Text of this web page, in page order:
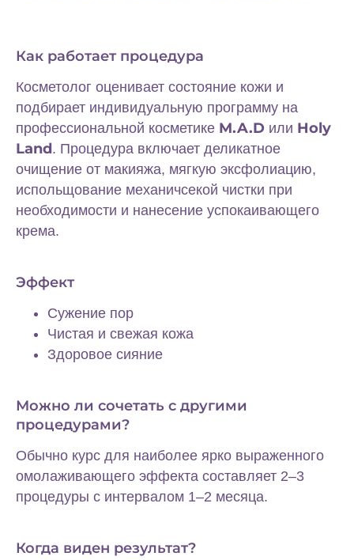
Как работает процедура
Косметолог оценивает состояние кожи и
подбирает индивидуальную программу на
профессиональной косметике M.A.D или Holy
Land. Процедура включает деликатное
очищение от макияжа, мягкую эксфолиацию,
испольщование механичсекой чистки при
необходимости и нанесение успокаивающего
крема.
Эффект
Сужение пор
Чистая и свежая кожа
Здоровое сияние
Можно ли сочетать с другими
процедурами?
Обычно курс для наиболее ярко выраженного
омолаживающего эффекта составляет 2–3
процедуры с интервалом 1–2 месяца.
Когда виден результат?